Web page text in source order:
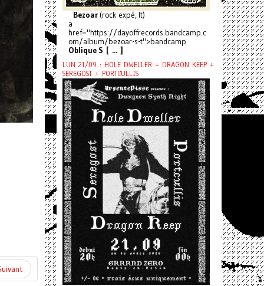
Bezoar (rock expé, It)
a
href="https://dayoffrecords.bandcamp.c
om/album/bezoar-s-t">bandcamp
Oblique S [ ... ]
LUN 21/09 : HOLE DWELLER + DRAGON KEEP +
SEREGOST + PORTCULLIS